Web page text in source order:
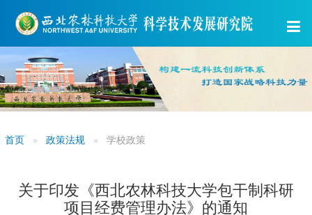
首页 政策法规 学校政策
关于印发《西北农林科技大学包干制科研
项目经费管理办法》的通知